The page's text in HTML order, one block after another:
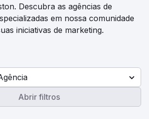
Descubra as agências de
em nossa comunidade
iniciativas de marketing.
Abrir filtros